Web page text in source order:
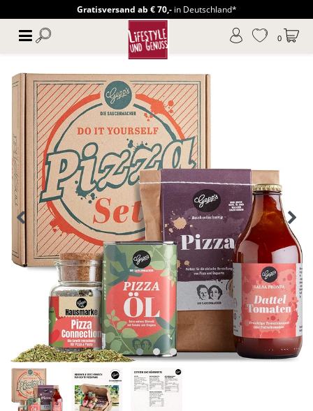
Gratisversand ab € 70,-in Deutschland*
0